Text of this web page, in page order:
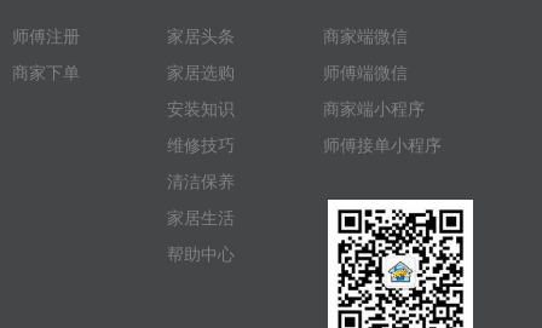
师傅注册
商家下单
家居头条
家居选购
安装知识
维修技巧
清洁保养
家居生活
帮助中心
商家端微信
师傅端微信
商家端小程序
师傅接单小程序